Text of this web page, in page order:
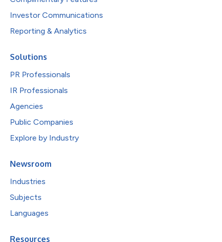
Investor Communications
Reporting & Analytics
Solutions
PR Professionals
IR Professionals
Agencies
Public Companies
Explore by Industry
Newsroom
Industries
Subjects
Languages
Resources